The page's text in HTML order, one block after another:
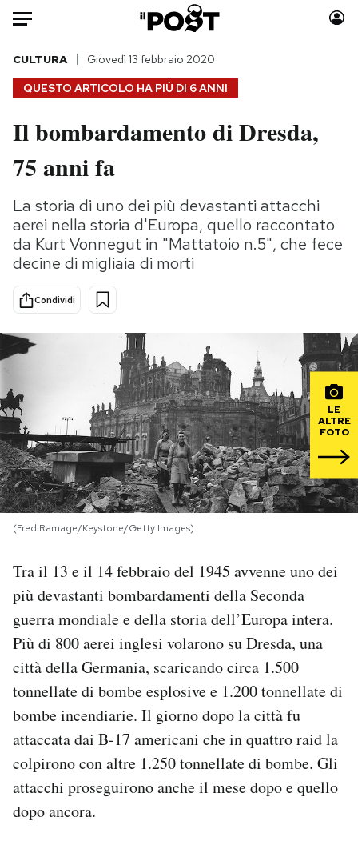
Auto
HOME
Italia
Politica
Tecnologia
Internet
Scienza
Cultura
Economia
Moda
Storie/Idee
Ok Boomer!
Media
NEWSLETTER
I MIEI PREFERITI
CALENDARIO
AREA PERSONALE
Area Personale
Newsletter
Hai bisogno di aiuto?
Esci
QUESTO ARTICOLO HA PIÙ DI 6 ANNI
CULTURA Giovedì 13 febbraio 2020
Il bombardamento di Dresda,
75 anni fa
La storia di uno dei più devastanti attacchi
aerei nella storia d'Europa, quello raccontato
da Kurt Vonnegut in "Mattatoio n.5", che fece
decine di migliaia di morti
Condividi
LE
ALTRE
FOTO
(Fred Ramage/Keystone/Getty Images)
Tra il 13 e il 14 febbraio del 1945 avvenne uno dei
più devastanti bombardamenti della Seconda
guerra mondiale e della storia dell’Europa intera.
Più di 800 aerei inglesi volarono su Dresda, una
città della Germania, scaricando circa 1.500
tonnellate di bombe esplosive e 1.200 tonnellate di
bombe incendiarie. Il giorno dopo la città fu
attaccata dai B-17 americani che in quattro raid la
colpirono con altre 1.250 tonnellate di bombe. Gli
attacchi proseguirono anche il mese dopo e quello
dopo ancora.